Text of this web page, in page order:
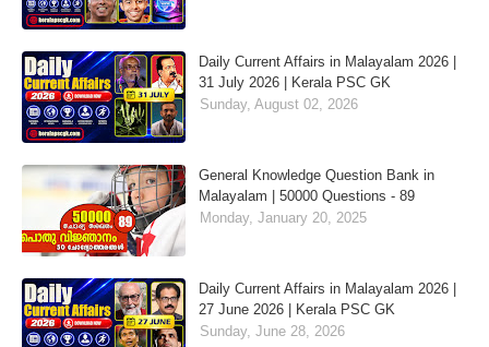
Daily Current Affairs in Malayalam 2026 |
31 July 2026 | Kerala PSC GK
Sunday, August 02, 2026
General Knowledge Question Bank in
Malayalam | 50000 Questions - 89
Monday, January 20, 2025
Daily Current Affairs in Malayalam 2026 |
27 June 2026 | Kerala PSC GK
Sunday, June 28, 2026